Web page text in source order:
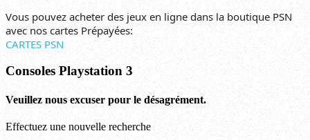
Vous pouvez acheter des jeux en ligne dans la boutique PSN
avec nos cartes Prépayées:
CARTES PSN
Consoles Playstation 3
Veuillez nous excuser pour le désagrément.
Effectuez une nouvelle recherche